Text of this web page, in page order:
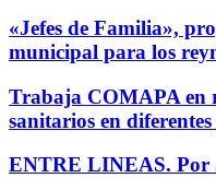
«Jefes de Familia»,
municipal para los
Trabaja COMAPA en
sanitarios en
ENTRE LINEAS. Por